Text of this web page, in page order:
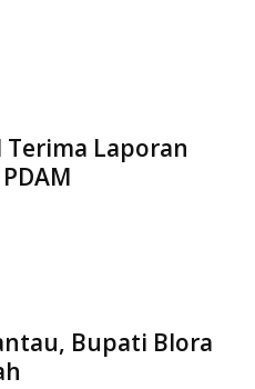
Terima Laporan
Bupati Blora